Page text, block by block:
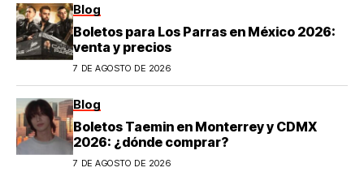
Blog
Boletos para Los Parras en México 2026:
venta y precios
7 DE AGOSTO DE 2026
Blog
Boletos Taemin en Monterrey y CDMX
2026: ¿dónde comprar?
7 DE AGOSTO DE 2026